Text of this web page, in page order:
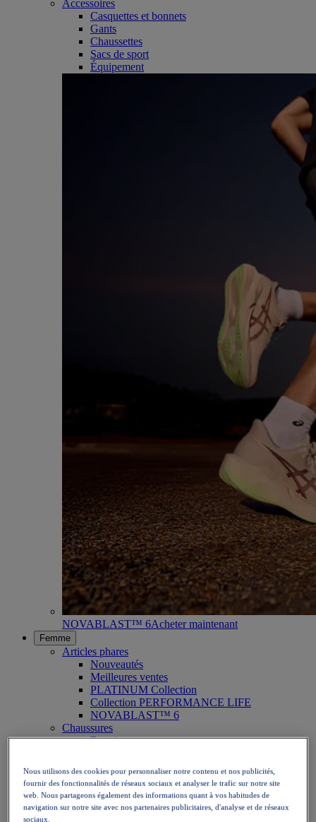
Accessoires
Casquettes et bonnets
Gants
Chaussettes
Sacs de sport
Équipement
NOVABLAST™ 6Acheter maintenant
Femme
Articles phares
Nouveautés
Meilleures ventes
PLATINUM Collection
Collection PERFORMANCE LIFE
NOVABLAST™ 6
Chaussures
Running
Tennis
Volley
Handball
Padel
Nous utilisons des cookies pour personnaliser notre contenu et nos publicités,
fournir des fonctionnalités de réseaux sociaux et analyser le trafic sur notre site
web. Nous partageons également des informations quant à vos habitudes de
navigation sur notre site avec nos partenaires publicitaires, d'analyse et de réseaux
sociaux.